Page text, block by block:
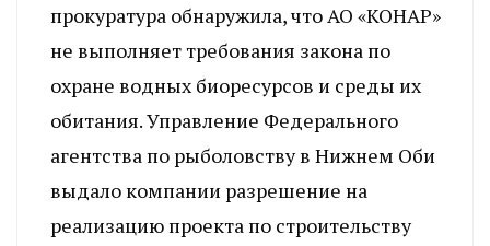
прокуратура обнаружила, что АО «КОНАР»
не выполняет требования закона по
охране водных биоресурсов и среды их
обитания. Управление Федерального
агентства по рыболовству в Нижнем Оби
выдало компании разрешение на
реализацию проекта по строительству